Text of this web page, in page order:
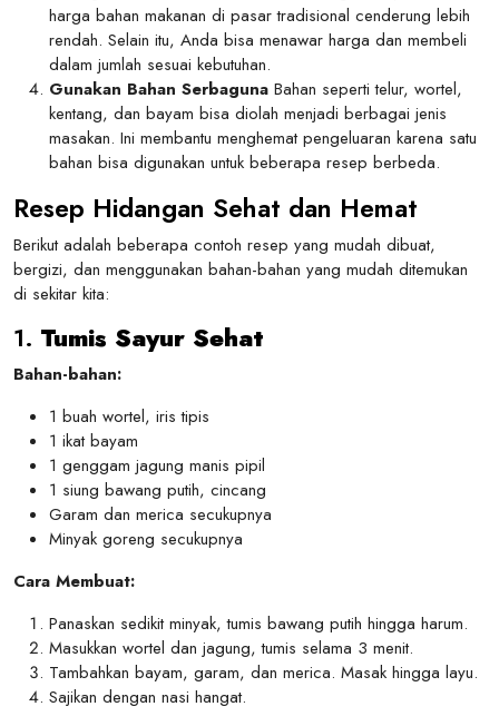
harga bahan makanan di pasar tradisional cenderung lebih
rendah. Selain itu, Anda bisa menawar harga dan membeli
dalam jumlah sesuai kebutuhan.
Gunakan Bahan Serbaguna Bahan seperti telur, wortel,
kentang, dan bayam bisa diolah menjadi berbagai jenis
masakan. Ini membantu menghemat pengeluaran karena satu
bahan bisa digunakan untuk beberapa resep berbeda.
Resep Hidangan Sehat dan Hemat
Berikut adalah beberapa contoh resep yang mudah dibuat,
bergizi, dan menggunakan bahan-bahan yang mudah ditemukan
di sekitar kita:
1. Tumis Sayur Sehat
Bahan-bahan:
1 buah wortel, iris tipis
1 ikat bayam
1 genggam jagung manis pipil
1 siung bawang putih, cincang
Garam dan merica secukupnya
Minyak goreng secukupnya
Cara Membuat:
Panaskan sedikit minyak, tumis bawang putih hingga harum.
Masukkan wortel dan jagung, tumis selama 3 menit.
Tambahkan bayam, garam, dan merica. Masak hingga layu.
Sajikan dengan nasi hangat.